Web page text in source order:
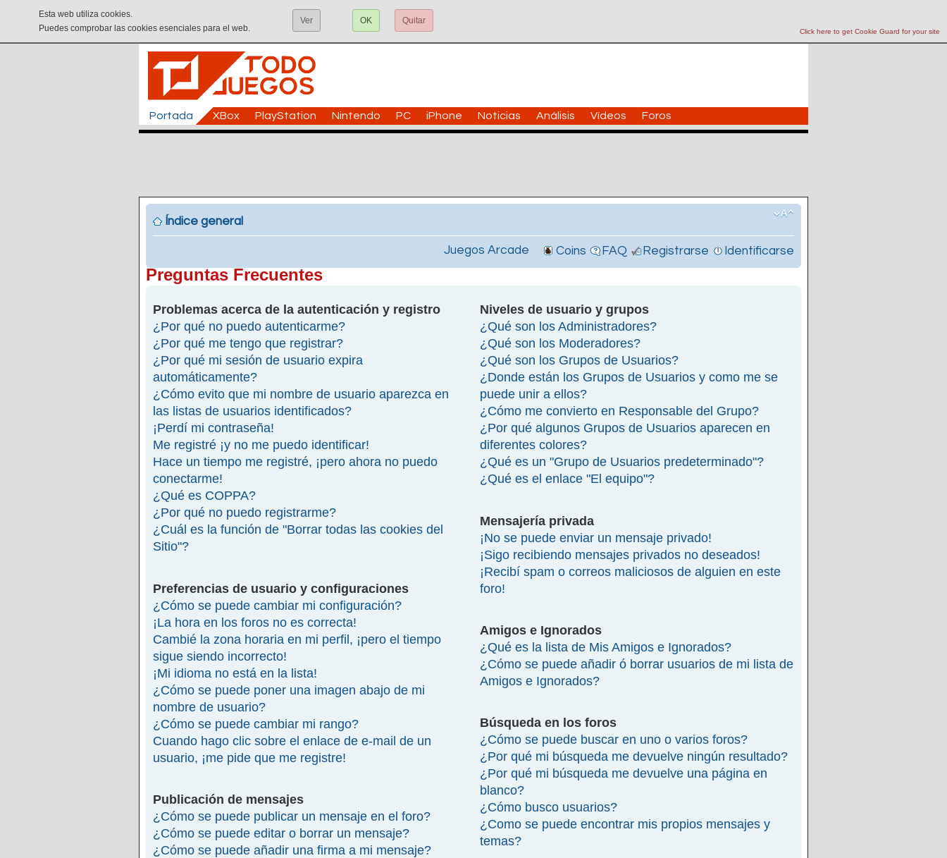
Click here to get Cookie Guard for your site
Esta web utiliza cookies.
Puedes comprobar las cookies esenciales para el web.
Ver OK Quitar
Portada XBox PlayStation Nintendo PC iPhone Noticias Análisis Vídeos Foros
Índice general
Juegos Arcade Coins FAQ Registrarse Identificarse
Preguntas Frecuentes
Problemas acerca de la autenticación y registro
¿Por qué no puedo autenticarme?
¿Por qué me tengo que registrar?
¿Por qué mi sesión de usuario expira
automáticamente?
¿Cómo evito que mi nombre de usuario aparezca en
las listas de usuarios identificados?
¡Perdí mi contraseña!
Me registré ¡y no me puedo identificar!
Hace un tiempo me registré, ¡pero ahora no puedo
conectarme!
¿Qué es COPPA?
¿Por qué no puedo registrarme?
¿Cuál es la función de "Borrar todas las cookies del
Sitio"?
Preferencias de usuario y configuraciones
¿Cómo se puede cambiar mi configuración?
¡La hora en los foros no es correcta!
Cambié la zona horaria en mi perfil, ¡pero el tiempo
sigue siendo incorrecto!
¡Mi idioma no está en la lista!
¿Cómo se puede poner una imagen abajo de mi
nombre de usuario?
¿Cómo se puede cambiar mi rango?
Cuando hago clic sobre el enlace de e-mail de un
usuario, ¡me pide que me registre!
Publicación de mensajes
¿Cómo se puede publicar un mensaje en el foro?
¿Cómo se puede editar o borrar un mensaje?
¿Cómo se puede añadir una firma a mi mensaje?
Niveles de usuario y grupos
¿Qué son los Administradores?
¿Qué son los Moderadores?
¿Qué son los Grupos de Usuarios?
¿Donde están los Grupos de Usuarios y como me se
puede unir a ellos?
¿Cómo me convierto en Responsable del Grupo?
¿Por qué algunos Grupos de Usuarios aparecen en
diferentes colores?
¿Qué es un "Grupo de Usuarios predeterminado"?
¿Qué es el enlace "El equipo"?
Mensajería privada
¡No se puede enviar un mensaje privado!
¡Sigo recibiendo mensajes privados no deseados!
¡Recibí spam o correos maliciosos de alguien en este
foro!
Amigos e Ignorados
¿Qué es la lista de Mis Amigos e Ignorados?
¿Cómo se puede añadir ó borrar usuarios de mi lista de
Amigos e Ignorados?
Búsqueda en los foros
¿Cómo se puede buscar en uno o varios foros?
¿Por qué mi búsqueda me devuelve ningún resultado?
¿Por qué mi búsqueda me devuelve una página en
blanco?
¿Cómo busco usuarios?
¿Como se puede encontrar mis propios mensajes y
temas?